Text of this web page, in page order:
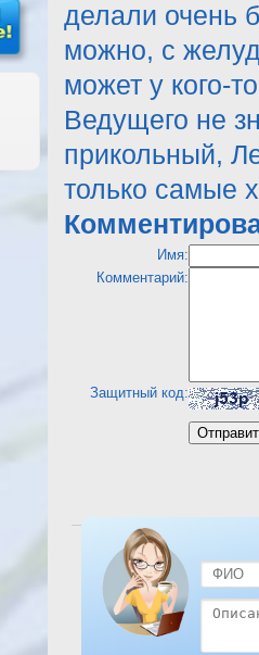
делали очень
можно, с
может у кого-
Ведущего не
прикольный,
только самые
Имя:
Комментарий:
Защитный код:
Посмотреть отель